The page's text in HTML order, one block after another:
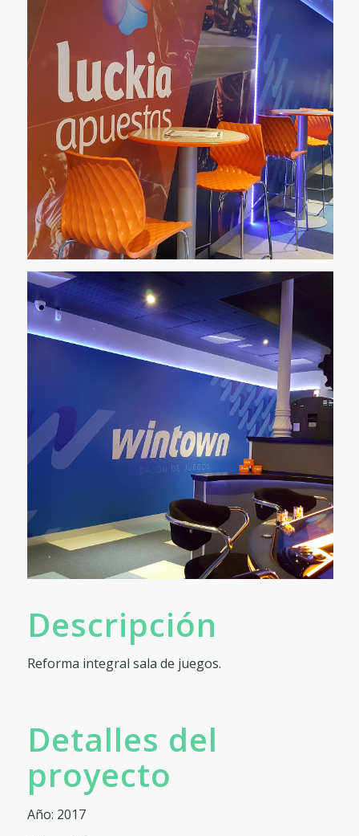
Descripción
Reforma integral sala de juegos.
Detalles del
proyecto
Año: 2017